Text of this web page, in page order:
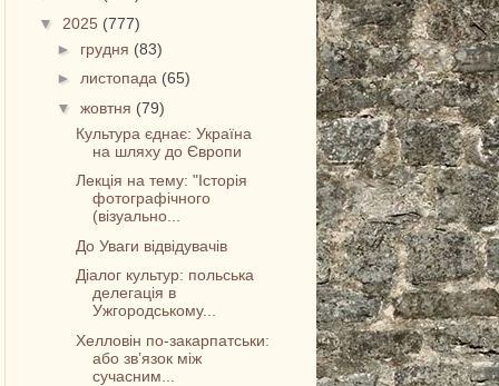
▼ 2025 (777)
► грудня (83)
►листопада (65)
▼жовтня (79)
Культура єднає: Україна
на шляху до Європи
Лекція на тему: "Історія
фотографічного
(візуально...
До Уваги відвідувачів
Діалог культур: польська
делегація в
Ужгородському...
Хелловін по-закарпатськи:
або зв’язок між
сучасним...